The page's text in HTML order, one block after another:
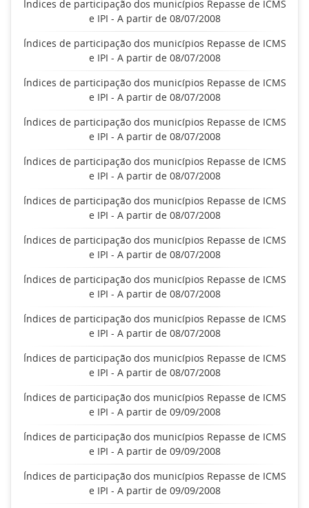
Índices de participação dos municípios Repasse de ICMS
e IPI - A partir de 08/07/2008
Índices de participação dos municípios Repasse de ICMS
e IPI - A partir de 08/07/2008
Índices de participação dos municípios Repasse de ICMS
e IPI - A partir de 08/07/2008
Índices de participação dos municípios Repasse de ICMS
e IPI - A partir de 08/07/2008
Índices de participação dos municípios Repasse de ICMS
e IPI - A partir de 08/07/2008
Índices de participação dos municípios Repasse de ICMS
e IPI - A partir de 08/07/2008
Índices de participação dos municípios Repasse de ICMS
e IPI - A partir de 08/07/2008
Índices de participação dos municípios Repasse de ICMS
e IPI - A partir de 08/07/2008
Índices de participação dos municípios Repasse de ICMS
e IPI - A partir de 08/07/2008
Índices de participação dos municípios Repasse de ICMS
e IPI - A partir de 08/07/2008
Índices de participação dos municípios Repasse de ICMS
e IPI - A partir de 09/09/2008
Índices de participação dos municípios Repasse de ICMS
e IPI - A partir de 09/09/2008
Índices de participação dos municípios Repasse de ICMS
e IPI - A partir de 09/09/2008